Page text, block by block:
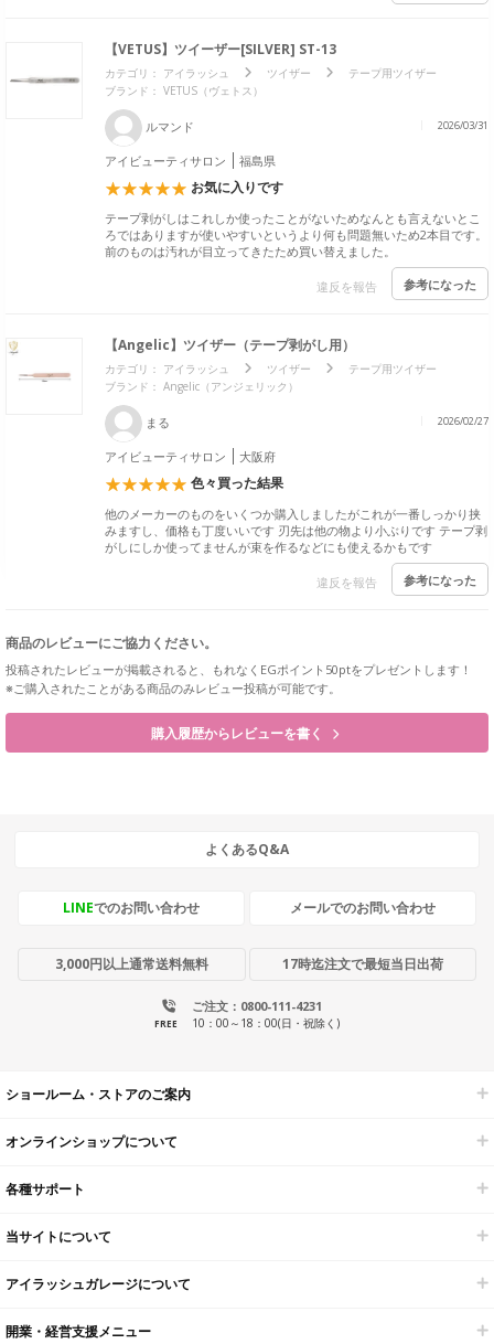
【VETUS】ツイーザー[SILVER] ST-13
カテゴリ： アイラッシュ ツイザー
テープ用ツイザー
ブランド： VETUS（ヴェトス）
ルマンド 2026/03/31
アイビューティサロン 福島県
お気に入りです
テープ剥がしはこれしか使ったことがないためなんとも言えないとこ
ろではありますが使いやすいというより何も問題無いため2本目です。
前のものは汚れが目立ってきたため買い替えました。
違反を報告 参考になった
【Angelic】ツイザー（テープ剥がし用）
カテゴリ： アイラッシュ ツイザー
テープ用ツイザー
ブランド： Angelic（アンジェリック）
まる 2026/02/27
アイビューティサロン 大阪府
色々買った結果
他のメーカーのものをいくつか購入しましたがこれが一番しっかり挟
みますし、価格も丁度いいです 刃先は他の物より小ぶりです テープ剥
がしにしか使ってませんが束を作るなどにも使えるかもです
違反を報告 参考になった
商品のレビューにご協力ください。
投稿されたレビューが掲載されると、もれなくEGポイント50ptをプレゼントします！
※ご購入されたことがある商品のみレビュー投稿が可能です。
購入履歴からレビューを書く
よくあるQ&A
LINEでのお問い合わせ メールでのお問い合わせ
3,000円以上通常送料無料 17時迄注文で最短当日出荷
ご注文：0800-111-4231
FREE 10：00～18：00(日・祝除く)
ショールーム・ストアのご案内
オンラインショップについて
各種サポート
当サイトについて
アイラッシュガレージについて
開業・経営支援メニュー